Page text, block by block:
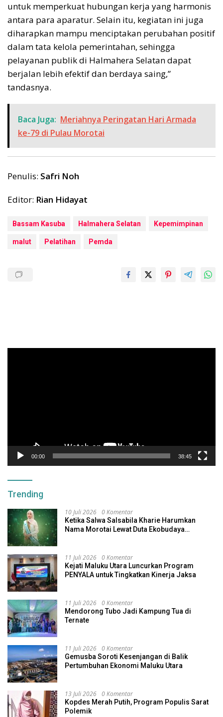
untuk memperkuat hubungan kerja yang harmonis
antara para aparatur. Selain itu, kegiatan ini juga
diharapkan mampu menciptakan perubahan positif
dalam tata kelola pemerintahan, sehingga
pelayanan publik di Halmahera Selatan dapat
berjalan lebih efektif dan berdaya saing,”
tandasnya.
Baca Juga: Meriahnya Peringatan Hari Armada
ke-79 di Pulau Morotai
Penulis: Safri Noh
Editor: Rian Hidayat
Bassam Kasuba Halmahera Selatan Kepemimpinan
malut Pelatihan Pemda
00:00 38:45
Trending
10 Juli 2026 0 Komentar
Ketika Salwa Salsabila Kharie Harumkan
Nama Morotai Lewat Duta Ekobudaya
11 Juli 2026 0 Komentar
Kejati Maluku Utara Luncurkan Program
PENYALA untuk Tingkatkan Kinerja Jaksa
11 Juli 2026 0 Komentar
Mendorong Tubo Jadi Kampung Tua di
Ternate
11 Juli 2026 0 Komentar
Gemusba Soroti Kesenjangan di Balik
Pertumbuhan Ekonomi Maluku Utara
13 Juli 2026 0 Komentar
Kopdes Merah Putih, Program Populis Sarat
Polemik